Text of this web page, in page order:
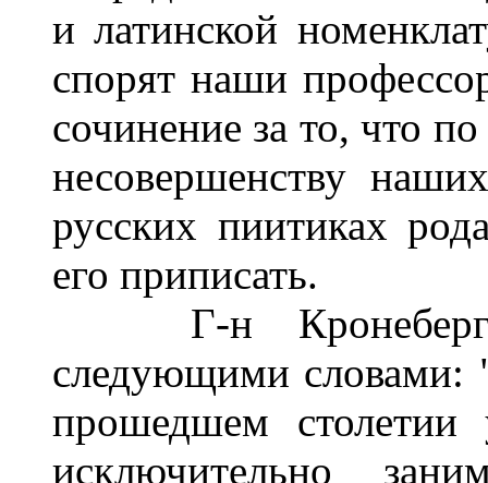
и латинской
спорят наши
сочинение за то, что
несовершенству
русских пиитиках
его приписать.
Г-н Кронеберг
следующими словами:
прошедшем
исключительно